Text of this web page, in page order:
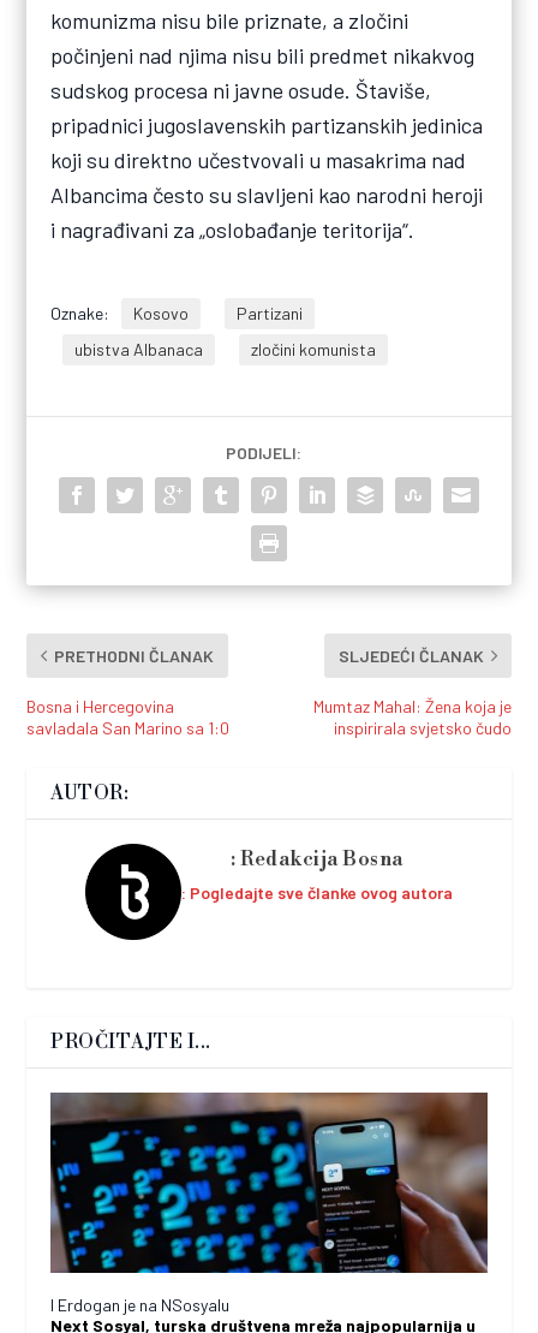
komunizma nisu bile priznate, a zločini
počinjeni nad njima nisu bili predmet nikakvog
sudskog procesa ni javne osude. Štaviše,
pripadnici jugoslavenskih partizanskih jedinica
koji su direktno učestvovali u masakrima nad
Albancima često su slavljeni kao narodni heroji
i nagrađivani za „oslobađanje teritorija“.
Oznake: Kosovo
Partizani
ubistva Albanaca
zločini komunista
PODIJELI:
PRETHODNI ČLANAK
Bosna i Hercegovina
savladala San Marino sa 1:0
SLJEDEĆI ČLANAK
Mumtaz Mahal: Žena koja je
inspirirala svjetsko čudo
AUTOR:
Redakcija Bosna
Pogledajte sve članke ovog autora
PROČITAJTE I...
I Erdogan je na NSosyalu
Next Sosyal, turska društvena mreža najpopularnija u